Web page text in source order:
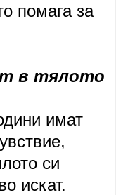
помага за
в тялото
имат
си
искат.